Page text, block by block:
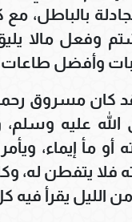
بالباطل،
وفعل مالا
وأفضل طاعات
كان مسروق
الله عليه
أو مأ إيماء،
فلا يتفطن له،
الليل يقرأ فيه